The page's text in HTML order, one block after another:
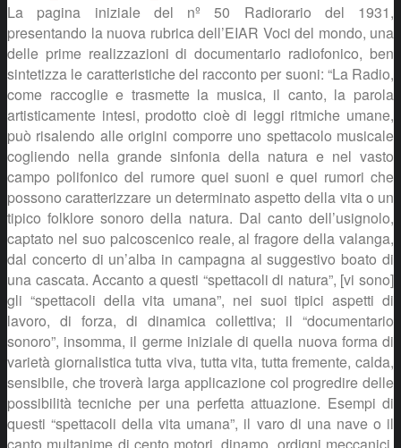
La pagina iniziale del nº 50 Radiorario del 1931,
presentando la nuova rubrica dell’EIAR Voci del mondo, una
delle prime realizzazioni di documentario radiofonico, ben
sintetizza le caratteristiche del racconto per suoni: “La Radio,
come raccoglie e trasmette la musica, il canto, la parola
artisticamente intesi, prodotto cioè di leggi ritmiche umane,
può risalendo alle origini comporre uno spettacolo musicale
cogliendo nella grande sinfonia della natura e nel vasto
campo polifonico del rumore quei suoni e quei rumori che
possono caratterizzare un determinato aspetto della vita o un
tipico folklore sonoro della natura. Dal canto dell’usignolo,
captato nel suo palcoscenico reale, al fragore della valanga,
dal concerto di un’alba in campagna al suggestivo boato di
una cascata. Accanto a questi “spettacoli di natura”, [vi sono]
gli “spettacoli della vita umana”, nei suoi tipici aspetti di
lavoro, di forza, di dinamica collettiva; il “documentario
sonoro”, insomma, il germe iniziale di quella nuova forma di
varietà giornalistica tutta viva, tutta vita, tutta fremente, calda,
sensibile, che troverà larga applicazione col progredire delle
possibilità tecniche per una perfetta attuazione. Esempi di
questi “spettacoli della vita umana”, il varo di una nave o il
canto multanime di cento motori, dinamo, ordigni meccanici,